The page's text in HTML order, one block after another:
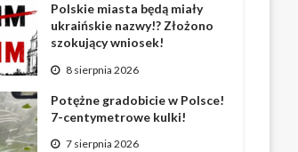
Polskie miasta będą miały
ukraińskie nazwy!? Złożono
szokujący wniosek!
8 sierpnia 2026
Potężne gradobicie w Polsce!
7-centymetrowe kulki!
7 sierpnia 2026